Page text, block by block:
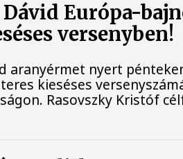
Európa-
versenyben!
aranyérmet nyert
kieséses
Rasovszky Kristóf